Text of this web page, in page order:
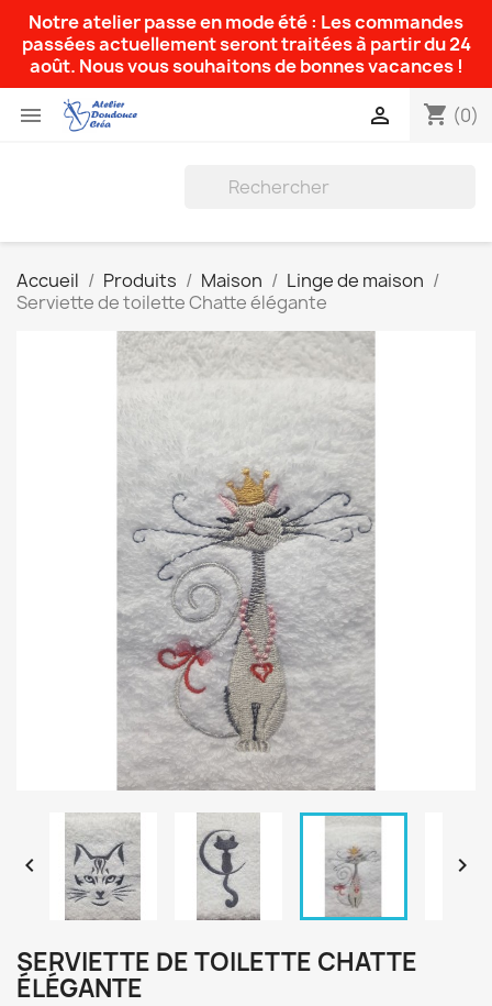
Notre atelier passe en mode été : Les commandes
passées actuellement seront traitées à partir du 24
août. Nous vous souhaitons de bonnes vacances !
 shopping_cart (0)

Accueil Produits Maison
Linge de maison
Serviette de toilette Chatte élégante
 
SERVIETTE DE TOILETTE CHATTE
ÉLÉGANTE